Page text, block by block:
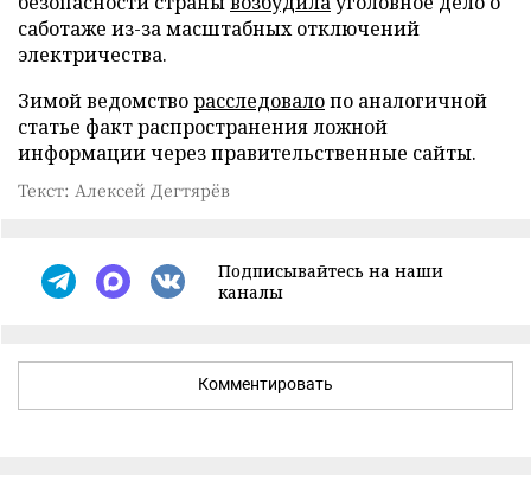
саботаже из-за масштабных отключений
электричества.
Зимой ведомстворасследовалопо аналогичной
статье факт распространения ложной
информации через правительственные сайты.
Текст: Алексей Дегтярёв
Подписывайтесь на наши
каналы
Комментировать